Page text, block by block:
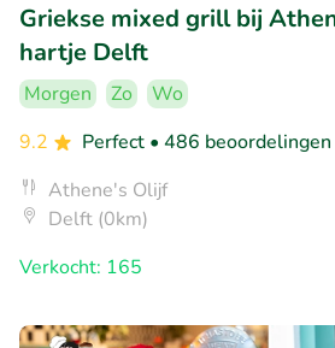
Griekse mixed grill bij
hartje Delft
Morgen Zo
Wo
9.2
Perfect • 486 beoordelingen
Athene's Olijf
Delft (0km)
Verkocht: 165